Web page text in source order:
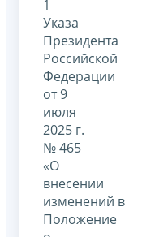
1
Указа
Президента
Российской
Федерации
от 9
июля
2025 г.
№ 465
«О
внесении
изменений в
Положение